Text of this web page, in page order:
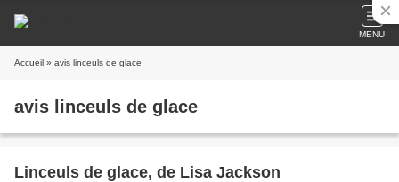
MENU
Accueil » avis linceuls de glace
avis linceuls de glace
Linceuls de glace, de Lisa Jackson